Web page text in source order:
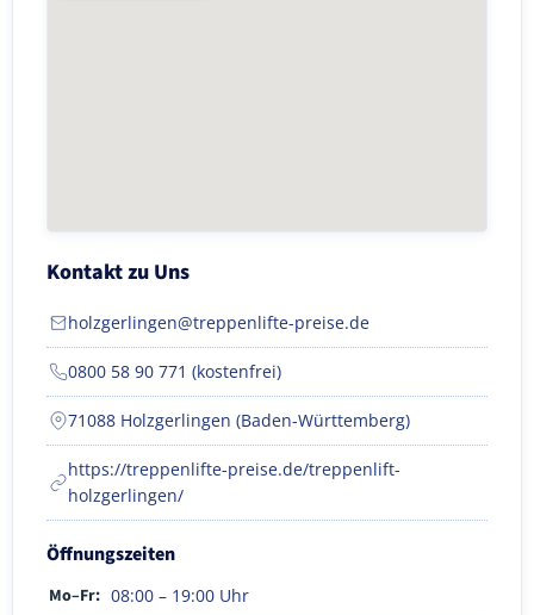
Kontakt zu Uns
holzgerlingen@treppenlifte-preise.de
0800 58 90 771 (kostenfrei)
71088 Holzgerlingen (Baden-Württemberg)
https://treppenlifte-preise.de/treppenlift-
holzgerlingen/
Öffnungszeiten
Mo–Fr: 08:00 – 19:00 Uhr